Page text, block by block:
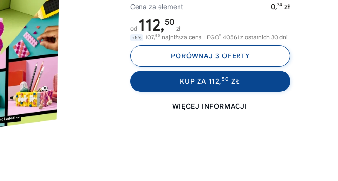
Cena za element
0,24 zł
od 112,50
zł
+5% 107,50 najniższa cena LEGO® 40561 z ostatnich 30 dni
PORÓWNAJ 3 OFERTY
KUP ZA 112,50 ZŁ
WIĘCEJ INFORMACJI